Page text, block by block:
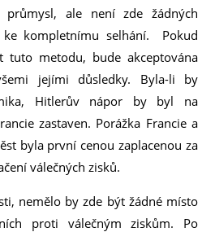
průmysl, ale není zde žádných
kompletnímu selhání. Pokud
tuto metodu, bude akceptována
jejími důsledky. Byla-li by
Hitlerův nápor by byl na
zastaven. Porážka Francie a
byla první cenou zaplacenou za
válečných zisků.
nemělo by zde být žádné místo
proti válečným ziskům. Po